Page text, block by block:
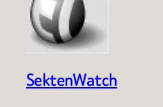
SektenWatch